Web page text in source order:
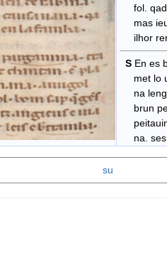
fol.
mas ieu
ilhor
S En es
met lo
na
brun
na. ses
su